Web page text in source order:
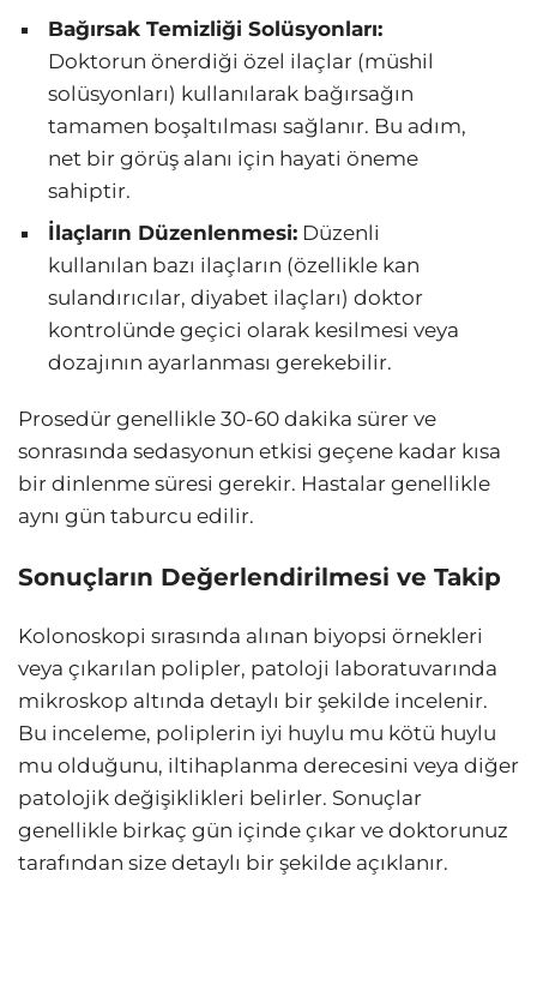
Bağırsak Temizliği Solüsyonları:
Doktorun önerdiği özel ilaçlar (müshil
solüsyonları) kullanılarak bağırsağın
tamamen boşaltılması sağlanır. Bu adım,
net bir görüş alanı için hayati öneme
sahiptir.
İlaçların Düzenlenmesi: Düzenli
kullanılan bazı ilaçların (özellikle kan
sulandırıcılar, diyabet ilaçları) doktor
kontrolünde geçici olarak kesilmesi veya
dozajının ayarlanması gerekebilir.
Prosedür genellikle 30-60 dakika sürer ve
sonrasında sedasyonun etkisi geçene kadar kısa
bir dinlenme süresi gerekir. Hastalar genellikle
aynı gün taburcu edilir.
Sonuçların Değerlendirilmesi ve Takip
Kolonoskopi sırasında alınan biyopsi örnekleri
veya çıkarılan polipler, patoloji laboratuvarında
mikroskop altında detaylı bir şekilde incelenir.
Bu inceleme, poliplerin iyi huylu mu kötü huylu
mu olduğunu, iltihaplanma derecesini veya diğer
patolojik değişiklikleri belirler. Sonuçlar
genellikle birkaç gün içinde çıkar ve doktorunuz
tarafından size detaylı bir şekilde açıklanır.